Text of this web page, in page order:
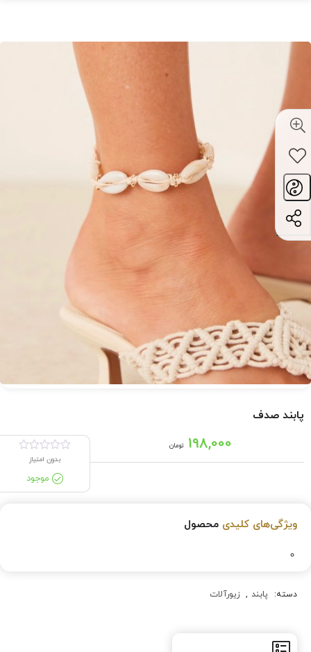
پابند صدف
198,000 تومان
بدون امتیاز
موجود
ویژگی‌های کلیدی محصول
دسته: پابند , زیورآلات